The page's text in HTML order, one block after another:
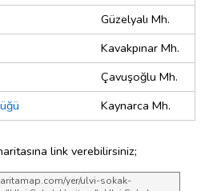
Güzelyalı Mh.
Kavakpınar Mh.
Çavuşoğlu Mh.
Kaynarca Mh.
link verebilirsiniz;